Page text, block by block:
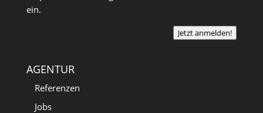
ein.
Jetzt anmelden!
AGENTUR
Referenzen
Jobs